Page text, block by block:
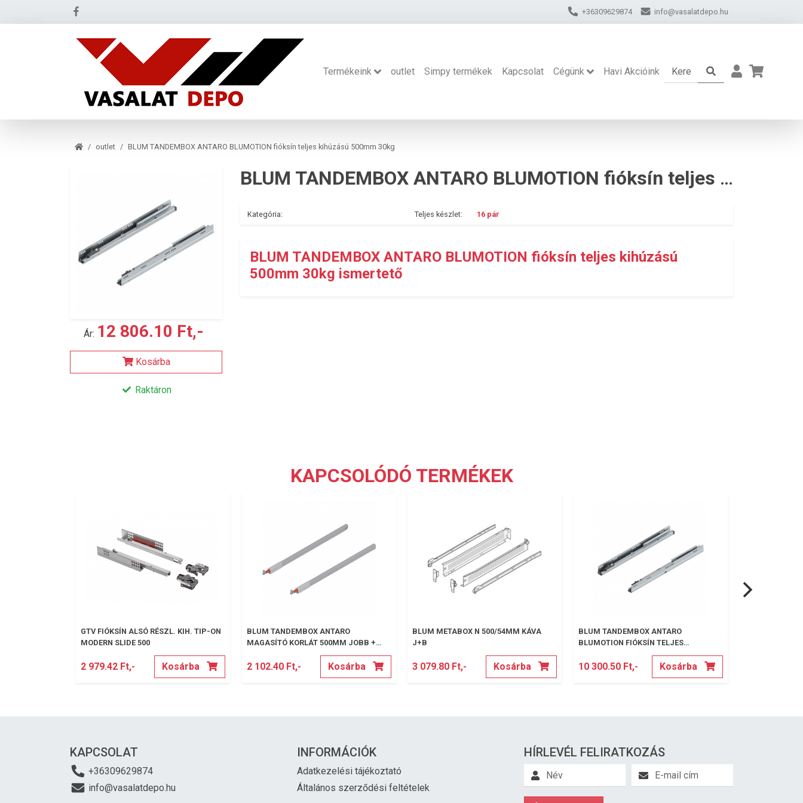
+36309629874 info@vasalatdepo.hu
Termékeink outlet Simpy termékek Kapcsolat Cégünk Havi Akcióink
outlet BLUM TANDEMBOX ANTARO BLUMOTION fióksín teljes kihúzású 500mm 30kg
Ár: 12 806.10 Ft,-
Kosárba
Raktáron
BLUM TANDEMBOX ANTARO BLUMOTION fióksín teljes kihúzású 500mm 30kg
Kategória: Teljes készlet: 16 pár
BLUM TANDEMBOX ANTARO BLUMOTION fióksín teljes kihúzású
500mm 30kg ismertető
KAPCSOLÓDÓ TERMÉKEK
GTV FIÓKSÍN ALSÓ RÉSZL. KIH. TIP-ON
MODERN SLIDE 500
2 979.42 Ft,- Kosárba
BLUM TANDEMBOX ANTARO
MAGASÍTÓ KORLÁT 500MM JOBB +
2 102.40 Ft,- Kosárba
BLUM METABOX N 500/54MM KÁVA
J+B
3 079.80 Ft,- Kosárba
BLUM TANDEMBOX ANTARO
BLUMOTION FIÓKSÍN TELJES
KIHÚZÁSÚ 450MM 30KG
10 300.50 Ft,- Kosárba
KAPCSOLAT
+36309629874
info@vasalatdepo.hu
INFORMÁCIÓK
Adatkezelési tájékoztató
Általános szerződési feltételek
HÍRLEVÉL FELIRATKOZÁS